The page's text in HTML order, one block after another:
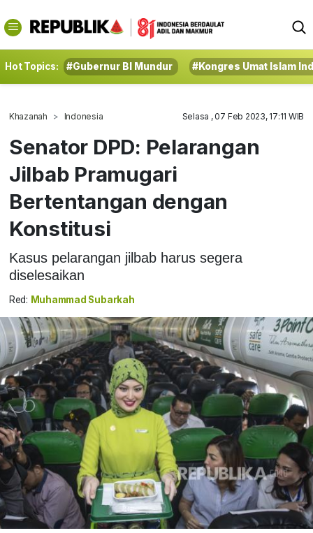
Hot Topics: #Gubernur BI Mundur #Kongres Umat Islam
Khazanah Indonesia Selasa , 07 Feb 2023, 17:11 WIB
Senator DPD: Pelarangan
Jilbab Pramugari
Bertentangan dengan
Konstitusi
Kasus pelarangan jilbab harus segera
diselesaikan
Red: Muhammad Subarkah